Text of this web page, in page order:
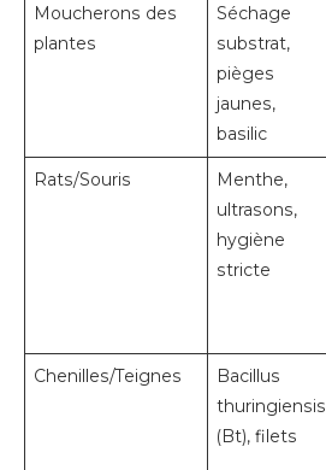
Moucherons des
plantes
Séchage
substrat,
pièges
jaunes,
basilic
Rats/Souris
Menthe,
ultrasons,
hygiène
stricte
Chenilles/Teignes
Bacillus
thuringiensis
(Bt), filets